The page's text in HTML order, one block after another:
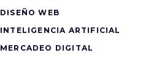
DISEÑO WEB
INTELIGENCIA ARTIFICIAL
MERCADEO DIGITAL